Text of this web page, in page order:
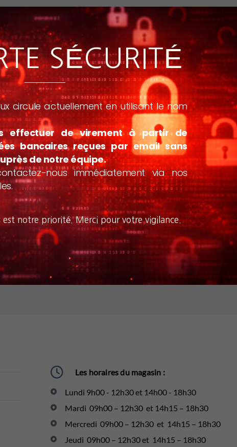
Les horaires du magasin :
Lundi 9h00 - 12h30 et 14h00 - 18h30
Mardi 09h00 – 12h30 et 14h15 – 18h30
Mercredi 09h00 – 12h30 et 14h15 – 18h30
Jeudi 09h00 – 12h30 et 14h15 – 18h30
SÉCURITÉ
circule actuellement en utilisant le nom
effectuer de virement à partir de
bancaires reçues par email sans
de notre équipe.
nous immédiatement via nos
est notre priorité. Merci pour votre vigilance.